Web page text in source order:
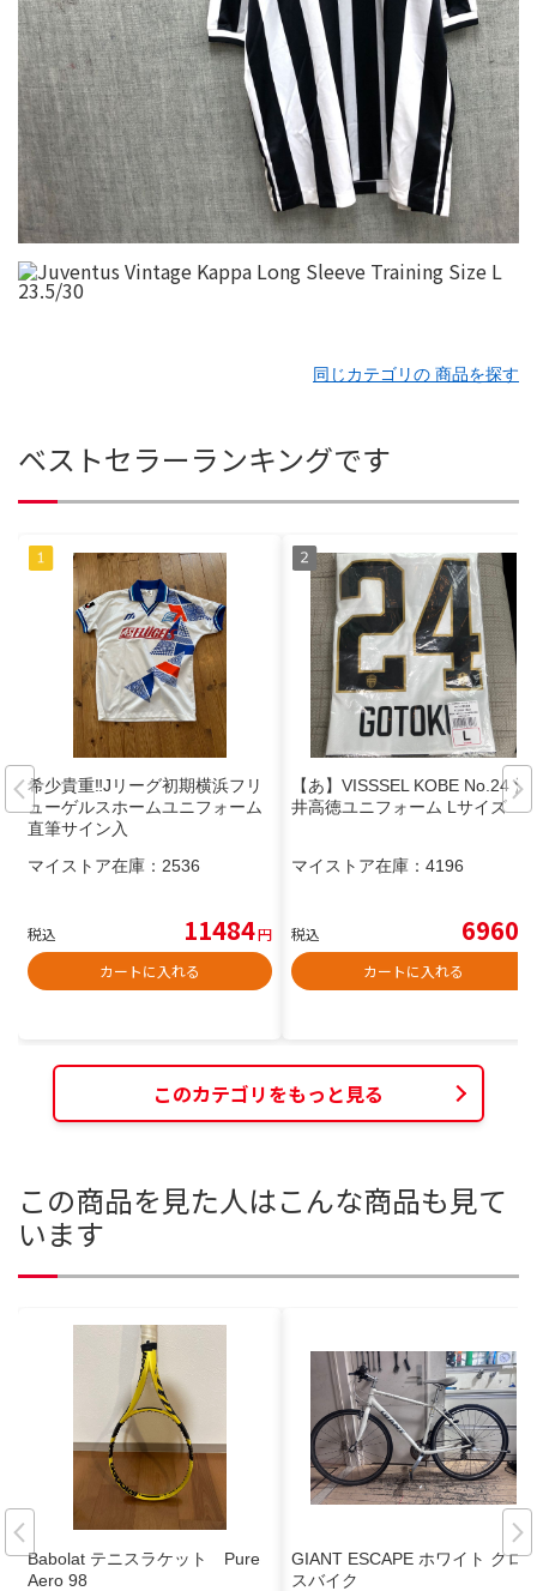
同じカテゴリの 商品を探す
ベストセラーランキングです
希少貴重‼️Jリーグ初期横浜フリ
ューゲルスホームユニフォーム
直筆サイン入
マイストア在庫： 2536
税込 11484円
カートに入れる
【あ】VISSSEL KOBE No.24 酒
井高徳ユニフォーム Lサイズ
マイストア在庫： 4196
税込 6960
カートに入れる
このカテゴリをもっと見る
この商品を見た人はこんな商品も見て
います
Babolat テニスラケット Pure
Aero 98
GIANT ESCAPE ホワイト クロ
スバイク